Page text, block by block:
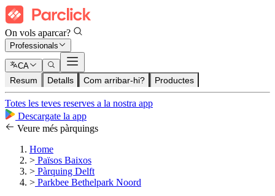
On vols aparcar?
Professionals
CA
Resum Detalls Com arribar-hi? Productes
Totes les teves reserves a la nostra app
Descargate la app
Veure més pàrquings
Home
> Països Baixos
> Pàrquing Delft
> Parkbee Bethelpark Noord